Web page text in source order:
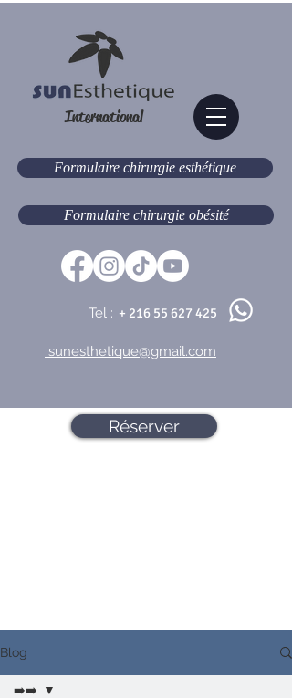
International
Formulaire chirurgie esthétique
Formulaire chirurgie obésité
Tel : + 216 55 627 425
sunesthetique@gmail.com
Réserver
Blog
➡️➡️